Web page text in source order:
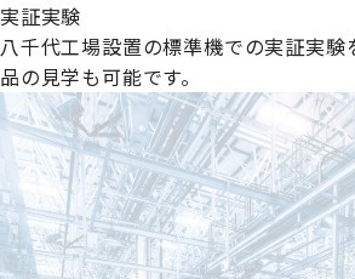
実証実験
八千代工場設置の標準機での実証実験
品の見学も可能です。